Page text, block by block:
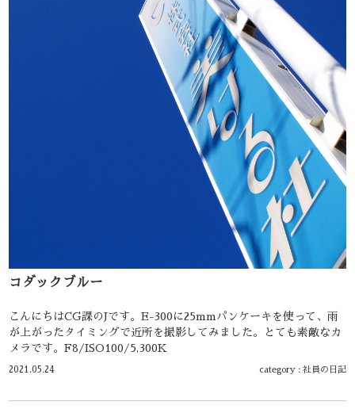
コダックブルー
こんにちはCG課のJです。E-300に25mmパンケーキを使って、雨
が上がったタイミングで近所を撮影してみました。とても素敵なカ
メラです。F8/ISO100/5,300K
2021.05.24 category : 社員の日記